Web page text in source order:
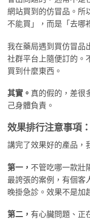
網站買到的仿冒品。所
不能買」，而是「去哪
我在藥局遇到買仿冒品
社群平台上隨便訂的。
買到什麼東西。
其實。 真的假的，差很
己身體負責。
效果排行注意事項
講完了效果好的產品，
第一， 不管吃哪一款壯
最誇張的案例，有個客
晚掛急診。效果不是加
第二， 有心臟問題、正